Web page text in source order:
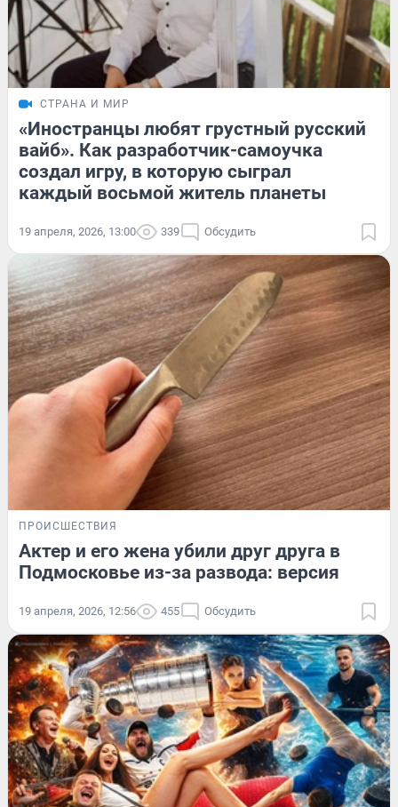
СТРАНА И МИР
«Иностранцы любят грустный русский
вайб». Как разработчик-самоучка
создал игру, в которую сыграл
каждый восьмой житель планеты
19 апреля, 2026, 13:00 339 Обсудить
ПРОИСШЕСТВИЯ
Актер и его жена убили друг друга в
Подмосковье из-за развода: версия
19 апреля, 2026, 12:56 455 Обсудить